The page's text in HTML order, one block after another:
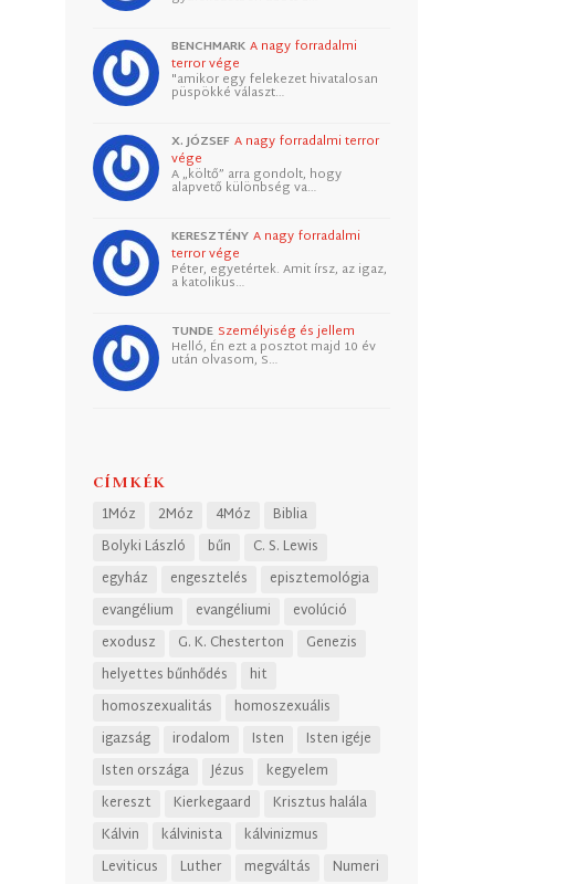
BENCHMARK A nagy forradalmi
terror vége
"amikor egy felekezet hivatalosan
püspökké választ…
X. JÓZSEF A nagy forradalmi terror
vége
A „költő” arra gondolt, hogy
alapvető különbség va…
KERESZTÉNY A nagy forradalmi
terror vége
Péter, egyetértek. Amit írsz, az igaz,
a katolikus…
TUNDE Személyiség és jellem
Helló, Én ezt a posztot majd 10 év
után olvasom, S…
CÍMKÉK
1Móz 2Móz 4Móz
Biblia
Bolyki László
bűn
C. S. Lewis
egyház
engesztelés
episztemológia
evangélium
evangéliumi
evolúció
exodusz
G. K. Chesterton
Genezis
helyettes bűnhődés
hit
homoszexualitás
homoszexuális
igazság
irodalom Isten
Isten igéje
Isten országa
Jézus
kegyelem
kereszt
Kierkegaard
Krisztus halála
Kálvin
kálvinista
kálvinizmus
Leviticus
Luther megváltás Numeri